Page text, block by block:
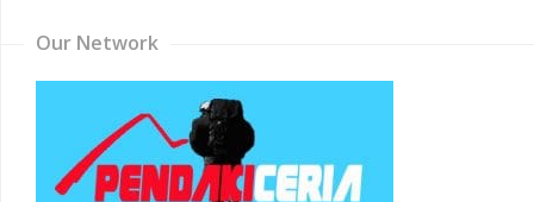
Our Network